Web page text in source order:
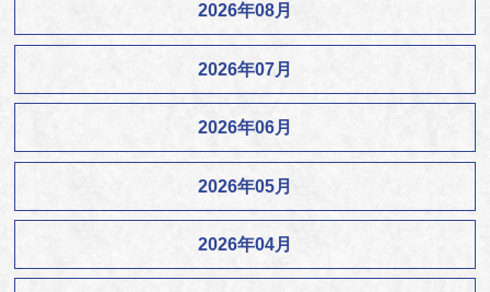
2026年08月
2026年07月
2026年06月
2026年05月
2026年04月